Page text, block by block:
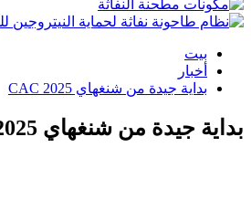
بيت
أخبار
بداية جيدة من شنغهاي CAC 2025
بداية جيدة من شنغهاي CAC 2025